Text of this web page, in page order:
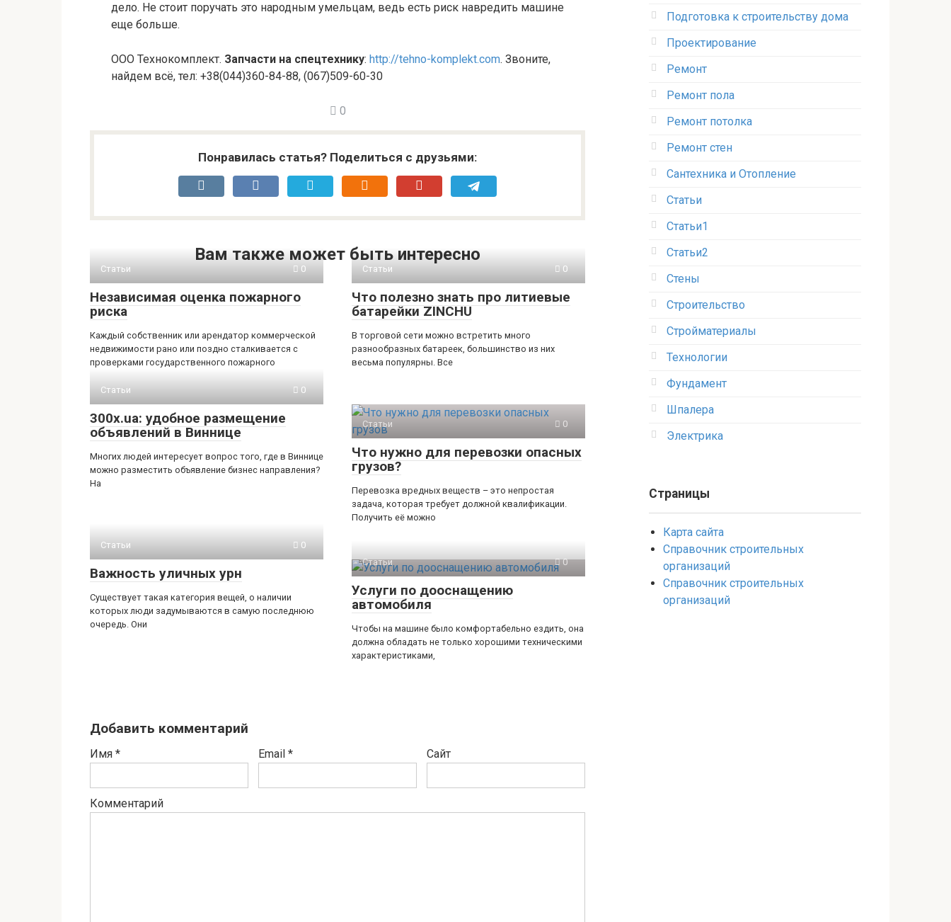
дело. Не стоит поручать это народным умельцам, ведь есть риск навредить машине
еще больше.
ООО Технокомплект. Запчасти на спецтехнику: http://tehno-komplekt.com. Звоните,
найдем всё, тел: +38(044)360-84-88, (067)509-60-30
0
Понравилась статья? Поделиться с друзьями:
Вам также может быть интересно
Статьи 0
Независимая оценка пожарного
риска
Каждый собственник или арендатор коммерческой
недвижимости рано или поздно сталкивается с
проверками государственного пожарного
Статьи 0
Что полезно знать про литиевые
батарейки ZINCHU
В торговой сети можно встретить много
разнообразных батареек, большинство из них
весьма популярны. Все
Статьи 0
300x.ua: удобное размещение
объявлений в Виннице
Многих людей интересует вопрос того, где в Виннице
можно разместить объявление бизнес направления?
На
Статьи 0
Что нужно для перевозки опасных
грузов?
Перевозка вредных веществ – это непростая
задача, которая требует должной квалификации.
Получить её можно
Статьи 0
Важность уличных урн
Существует такая категория вещей, о наличии
которых люди задумываются в самую последнюю
очередь. Они
Статьи 0
Услуги по дооснащению
автомобиля
Чтобы на машине было комфортабельно ездить, она
должна обладать не только хорошими техническими
характеристиками,
Добавить комментарий
Имя * Email * Сайт
Комментарий
Подготовка к строительству дома
Проектирование
Ремонт
Ремонт пола
Ремонт потолка
Ремонт стен
Сантехника и Отопление
Статьи
Статьи1
Статьи2
Стены
Строительство
Стройматериалы
Технологии
Фундамент
Шпалера
Электрика
Страницы
Карта сайта
Справочник строительных
организаций
Справочник строительных
организаций